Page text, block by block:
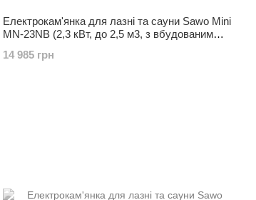
Електрокам'янка для лазні та сауни Sawo Mini
MN-23NB (2,3 кВт, до 2,5 м3, з вбудованим
14 985 грн